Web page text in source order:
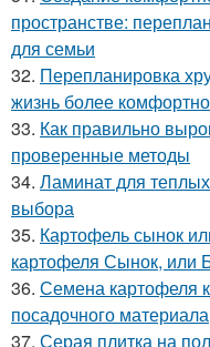
пространстве:
для семьи
32. Перепланировка
жизнь более
33. Как правильно
проверенные методы
34. Ламинат для
выбора
35. Картофель сынок
картофеля Сынок, или
36. Семена картофеля
посадочного материала
37. Серая плитка на